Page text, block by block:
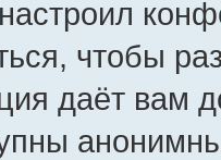
чтобы
даёт вам